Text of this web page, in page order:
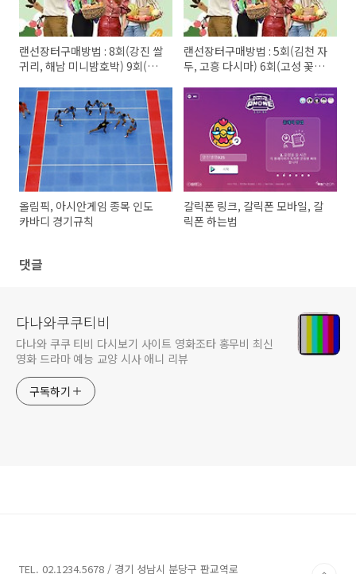
랜선장터구매방법 : 8회(강진 쌀
귀리, 해남 미니밤호박) 9회(포
랜선장터구매방법 : 5회(김천 자
두, 고흥 다시마) 6회(고성 꽃새
해남 초당옥수수)
올림픽, 아시안게임 종목 인도
카바디 경기규칙
갈릭폰 링크, 갈릭폰 모바일, 갈
릭폰 하는법
댓글
다나와쿠쿠티비
다나와 쿠쿠 티비 다시보기 사이트 영화조타 홍무비 최신
영화 드라마 예능 교양 시사 애니 리뷰
구독하기
TEL. 02.1234.5678 / 경기 성남시 분당구 판교역로